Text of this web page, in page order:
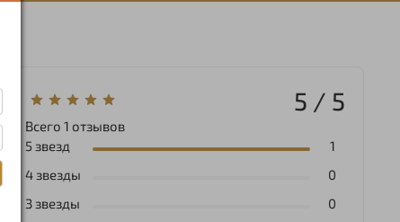
5 / 5
Всего1 отзывов
5 звезд
1
4 звезды
0
3 звезды
0